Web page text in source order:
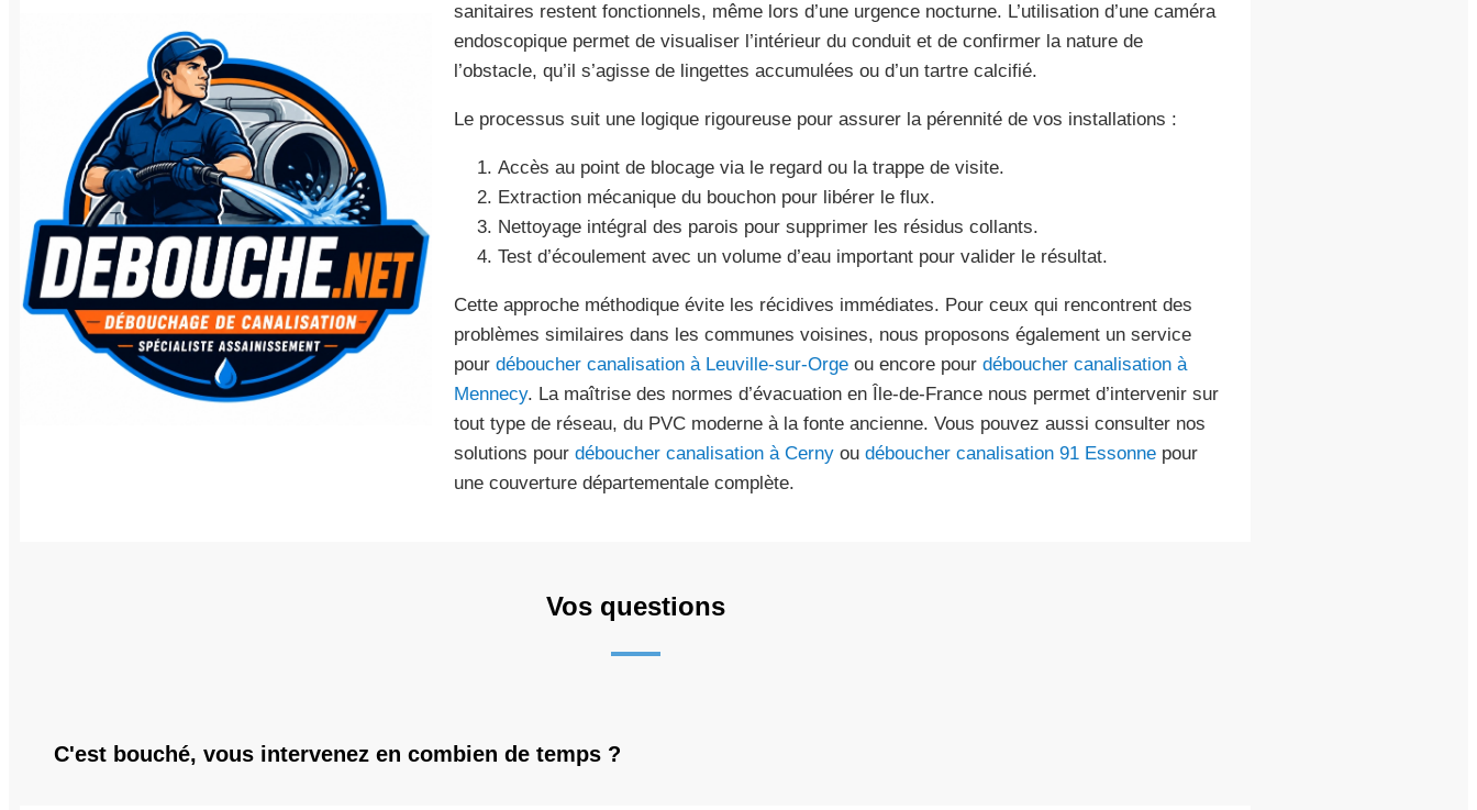
sanitaires restent fonctionnels, même lors d’une urgence nocturne. L’utilisation d’une caméra
endoscopique permet de visualiser l’intérieur du conduit et de confirmer la nature de
l’obstacle, qu’il s’agisse de lingettes accumulées ou d’un tartre calcifié.
Le processus suit une logique rigoureuse pour assurer la pérennité de vos installations :
Accès au point de blocage via le regard ou la trappe de visite.
Extraction mécanique du bouchon pour libérer le flux.
Nettoyage intégral des parois pour supprimer les résidus collants.
Test d’écoulement avec un volume d’eau important pour valider le résultat.
Cette approche méthodique évite les récidives immédiates. Pour ceux qui rencontrent des
problèmes similaires dans les communes voisines, nous proposons également un service
pour déboucher canalisation à Leuville-sur-Orgeou encore pour déboucher canalisation à
Mennecy. La maîtrise des normes d’évacuation en Île-de-France nous permet d’intervenir sur
tout type de réseau, du PVC moderne à la fonte ancienne. Vous pouvez aussi consulter nos
solutions pour déboucher canalisation à Cernyou déboucher canalisation 91 Essonnepour
une couverture départementale complète.
Vos questions
C'est bouché, vous intervenez en combien de temps ?